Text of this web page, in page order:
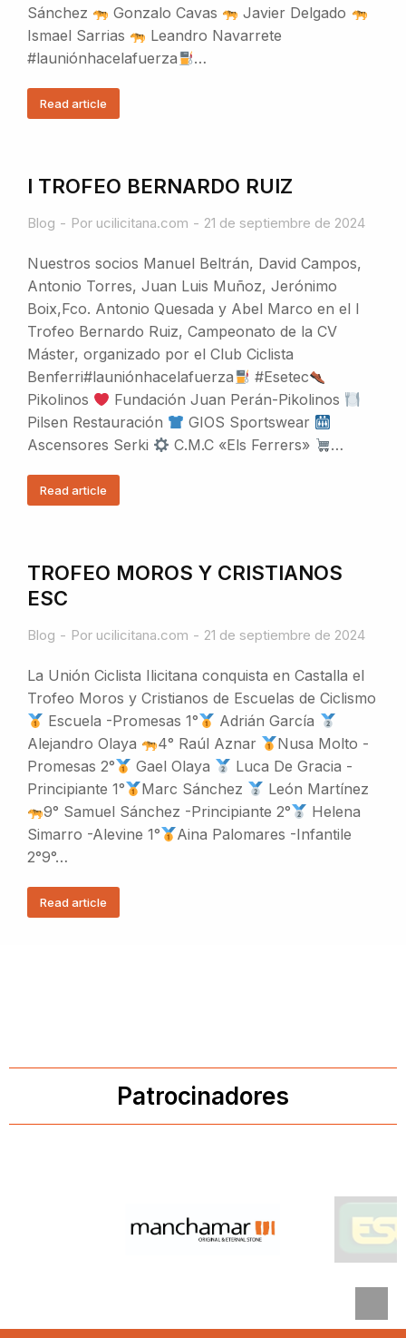
Sánchez Gonzalo Cavas
Javier Delgado
Ismael Sarrias
Leandro Navarrete
#launiónhacelafuerza
…
Read article
I TROFEO BERNARDO RUIZ
Blog Por ucilicitana.com 21 de septiembre de 2024
Nuestros socios Manuel Beltrán, David Campos,
Antonio Torres, Juan Luis Muñoz, Jerónimo
Boix,Fco. Antonio Quesada y Abel Marco en el I
Trofeo Bernardo Ruiz, Campeonato de la CV
Máster, organizado por el Club Ciclista
Benferri#launiónhacelafuerza
#Esetec
Pikolinos
Fundación Juan Perán-Pikolinos
Pilsen Restauración
GIOS Sportswear
Ascensores Serki
C.M.C «Els Ferrers» …
Read article
TROFEO MOROS Y CRISTIANOS
ESC
Blog Por ucilicitana.com 21 de septiembre de 2024
La Unión Ciclista Ilicitana conquista en Castalla el
Trofeo Moros y Cristianos de Escuelas de Ciclismo
Escuela -Promesas 1°
Adrián García
Alejandro Olaya
4° Raúl Aznar
Nusa Molto -
Promesas 2°
Gael Olaya
Luca De Gracia -
Principiante 1°
Marc Sánchez
León Martínez
9° Samuel Sánchez -Principiante 2°
Helena
Simarro -Alevine 1°
Aina Palomares -Infantile
2°9°…
Read article
Patrocinadores